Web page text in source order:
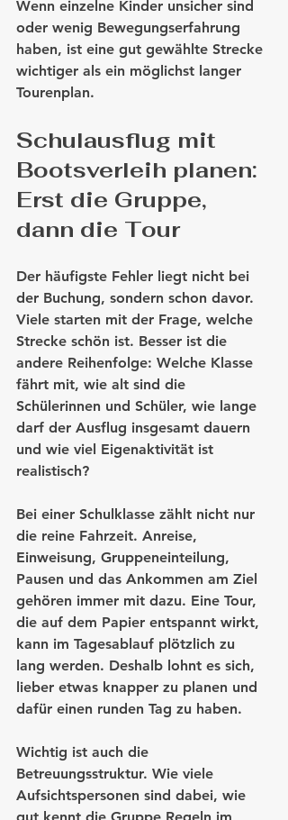
Wenn einzelne Kinder unsicher sind
oder wenig Bewegungserfahrung
haben, ist eine gut gewählte Strecke
wichtiger als ein möglichst langer
Tourenplan.
Schulausflug mit
Bootsverleih planen:
Erst die Gruppe,
dann die Tour
Der häufigste Fehler liegt nicht bei
der Buchung, sondern schon davor.
Viele starten mit der Frage, welche
Strecke schön ist. Besser ist die
andere Reihenfolge: Welche Klasse
fährt mit, wie alt sind die
Schülerinnen und Schüler, wie lange
darf der Ausflug insgesamt dauern
und wie viel Eigenaktivität ist
realistisch?
Bei einer Schulklasse zählt nicht nur
die reine Fahrzeit. Anreise,
Einweisung, Gruppeneinteilung,
Pausen und das Ankommen am Ziel
gehören immer mit dazu. Eine Tour,
die auf dem Papier entspannt wirkt,
kann im Tagesablauf plötzlich zu
lang werden. Deshalb lohnt es sich,
lieber etwas knapper zu planen und
dafür einen runden Tag zu haben.
Wichtig ist auch die
Betreuungsstruktur. Wie viele
Aufsichtspersonen sind dabei, wie